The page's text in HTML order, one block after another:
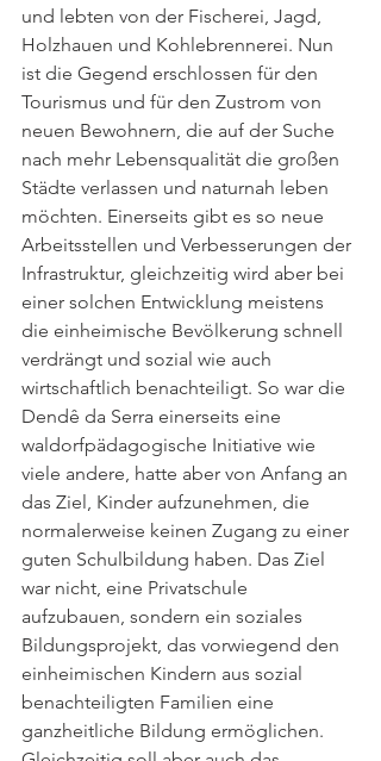
und lebten von der Fischerei, Jagd,
Holzhauen und Kohlebrennerei. Nun
ist die Gegend erschlossen für den
Tourismus und für den Zustrom von
neuen Bewohnern, die auf der Suche
nach mehr Lebensqualität die großen
Städte verlassen und naturnah leben
möchten. Einerseits gibt es so neue
Arbeitsstellen und Verbesserungen der
Infrastruktur, gleichzeitig wird aber bei
einer solchen Entwicklung meistens
die einheimische Bevölkerung schnell
verdrängt und sozial wie auch
wirtschaftlich benachteiligt. So war die
Dendê da Serra einerseits eine
waldorfpädagogische Initiative wie
viele andere, hatte aber von Anfang an
das Ziel, Kinder aufzunehmen, die
normalerweise keinen Zugang zu einer
guten Schulbildung haben. Das Ziel
war nicht, eine Privatschule
aufzubauen, sondern ein soziales
Bildungsprojekt, das vorwiegend den
einheimischen Kindern aus sozial
benachteiligten Familien eine
ganzheitliche Bildung ermöglichen.